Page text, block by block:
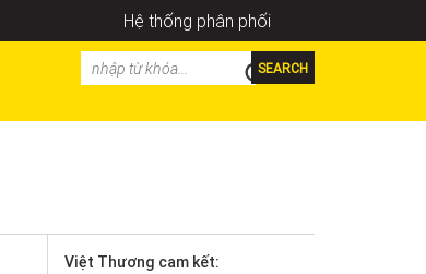
Hệ thống phân phối
SEARCH
Việt Thương cam kết: